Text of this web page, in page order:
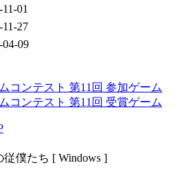
01
11-27
04-09
コンテスト 第11回 参加ゲーム
コンテスト 第11回 受賞ゲーム
僕たち [ Windows ]